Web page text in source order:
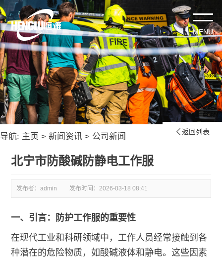
导航: 主页 > 新闻资讯 > 公司新闻  返回列表
北宁市防酸碱防静电工作服
发布者：admin 发布时间：2026-03-18 08:41
一、引言：防护工作服的重要性
在现代工业和科研领域中，工作人员经常接触到各
种潜在的危险物质，如酸碱液体和静电。这些因素